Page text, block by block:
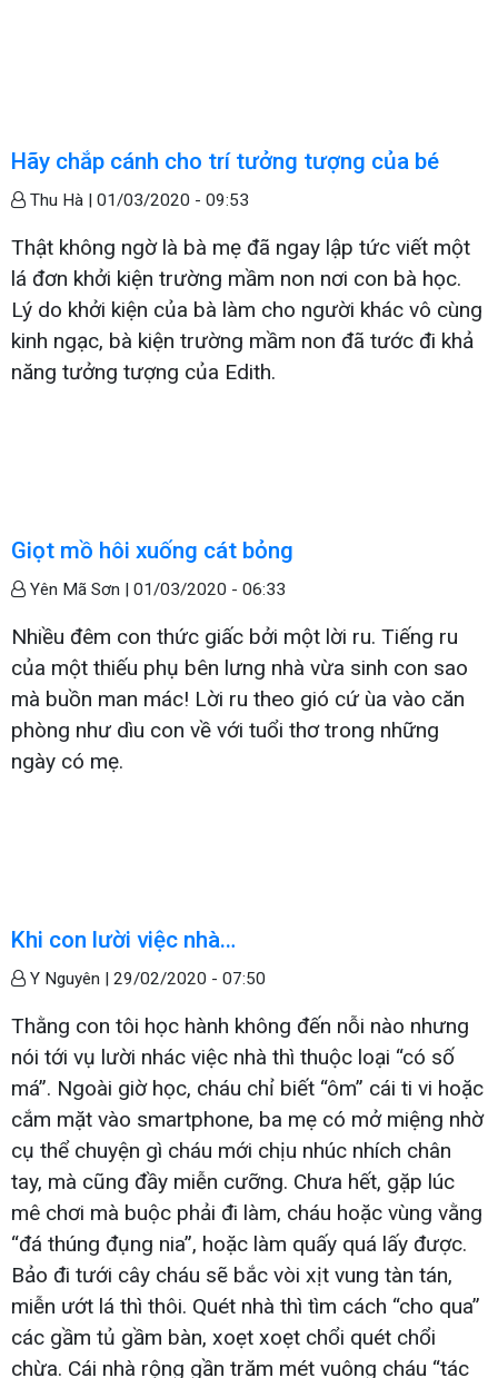
Hãy chắp cánh cho trí tưởng tượng của bé
Thu Hà | 01/03/2020 - 09:53
Thật không ngờ là bà mẹ đã ngay lập tức viết một
lá đơn khởi kiện trường mầm non nơi con bà học.
Lý do khởi kiện của bà làm cho người khác vô cùng
kinh ngạc, bà kiện trường mầm non đã tước đi khả
năng tưởng tượng của Edith.
Giọt mồ hôi xuống cát bỏng
Yên Mã Sơn | 01/03/2020 - 06:33
Nhiều đêm con thức giấc bởi một lời ru. Tiếng ru
của một thiếu phụ bên lưng nhà vừa sinh con sao
mà buồn man mác! Lời ru theo gió cứ ùa vào căn
phòng như dìu con về với tuổi thơ trong những
ngày có mẹ.
Khi con lười việc nhà…
Y Nguyên | 29/02/2020 - 07:50
Thằng con tôi học hành không đến nỗi nào nhưng
nói tới vụ lười nhác việc nhà thì thuộc loại “có số
má”. Ngoài giờ học, cháu chỉ biết “ôm” cái ti vi hoặc
cắm mặt vào smartphone, ba mẹ có mở miệng nhờ
cụ thể chuyện gì cháu mới chịu nhúc nhích chân
tay, mà cũng đầy miễn cưỡng. Chưa hết, gặp lúc
mê chơi mà buộc phải đi làm, cháu hoặc vùng vằng
“đá thúng đụng nia”, hoặc làm quấy quá lấy được.
Bảo đi tưới cây cháu sẽ bắc vòi xịt vung tàn tán,
miễn ướt lá thì thôi. Quét nhà thì tìm cách “cho qua”
các gầm tủ gầm bàn, xoẹt xoẹt chổi quét chổi
chừa. Cái nhà rộng gần trăm mét vuông cháu “tác